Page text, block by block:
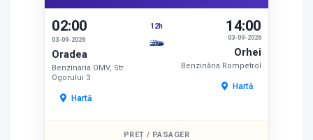
02:00
03-09-2026
Oradea
Benzinaria OMV, Str.
Ogorului 3
Hartă
12h
03-09-2026
14:00
Orhei
Benzinăria Rompetrol
Hartă
PREȚ / PASAGER